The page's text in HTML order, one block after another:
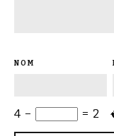
NOM
4 − = 2